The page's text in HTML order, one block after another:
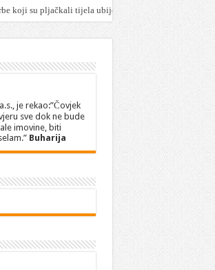
koji su pljačkali tijela ubijenih Srebreničana
je rekao:”Čovjek
sve dok ne bude
imovine, biti
Buharija